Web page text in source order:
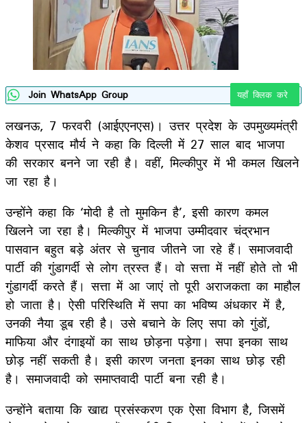
Join WhatsApp Group यहाँ क्लिक करे
लखनऊ, 7 फरवरी (आईएएनएस)। उत्तर प्रदेश के उपमुख्यमंत्री
केशव प्रसाद मौर्य ने कहा कि दिल्ली में 27 साल बाद भाजपा
की सरकार बनने जा रही है। वहीं, मिल्कीपुर में भी कमल खिलने
जा रहा है।
उन्होंने कहा कि ‘मोदी है तो मुमकिन है’, इसी कारण कमल
खिलने जा रहा है। मिल्कीपुर में भाजपा उम्मीदवार चंद्रभान
पासवान बहुत बड़े अंतर से चुनाव जीतने जा रहे हैं। समाजवादी
पार्टी की गुंडागर्दी से लोग त्रस्त हैं। वो सत्ता में नहीं होते तो भी
गुंडागर्दी करते हैं। सत्ता में आ जाएं तो पूरी अराजकता का माहौल
हो जाता है। ऐसी परिस्थिति में सपा का भविष्य अंधकार में है,
उनकी नैया डूब रही है। उसे बचाने के लिए सपा को गुंडों,
माफिया और दंगाइयों का साथ छोड़ना पड़ेगा। सपा इनका साथ
छोड़ नहीं सकती है। इसी कारण जनता इनका साथ छोड़ रही
है। समाजवादी को समाप्तवादी पार्टी बना रही है।
उन्होंने बताया कि खाद्य प्रसंस्करण एक ऐसा विभाग है, जिसमें